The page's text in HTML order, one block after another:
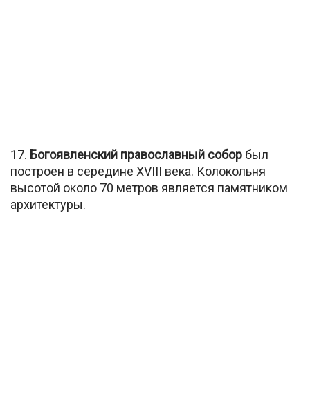
17. Богоявленский православный собор был
построен в середине XVIII века. Колокольня
высотой около 70 метров является памятником
архитектуры.